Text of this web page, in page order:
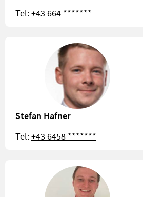
Tel:+43 664 *******
Stefan Hafner
Tel:+43 6458 *******